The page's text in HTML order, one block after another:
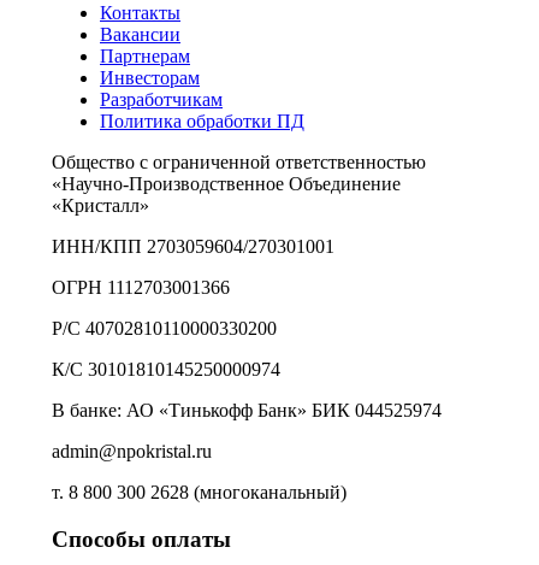
Контакты
Вакансии
Партнерам
Инвесторам
Разработчикам
Политика обработки ПД
Общество с ограниченной ответственностью
«Научно-Производственное Объединение
«Кристалл»
ИНН/КПП 2703059604/270301001
ОГРН 1112703001366
Р/С 40702810110000330200
К/С 30101810145250000974
В банке: АО «Тинькофф Банк» БИК 044525974
admin@npokristal.ru
т. 8 800 300 2628 (многоканальный)
Способы оплаты